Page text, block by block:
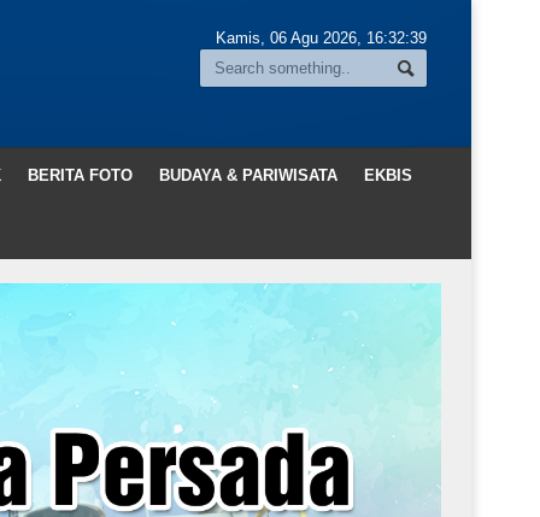
Kamis, 06 Agu 2026, 16:32:41
BERITA FOTO BUDAYA & PARIWISATA EKBIS